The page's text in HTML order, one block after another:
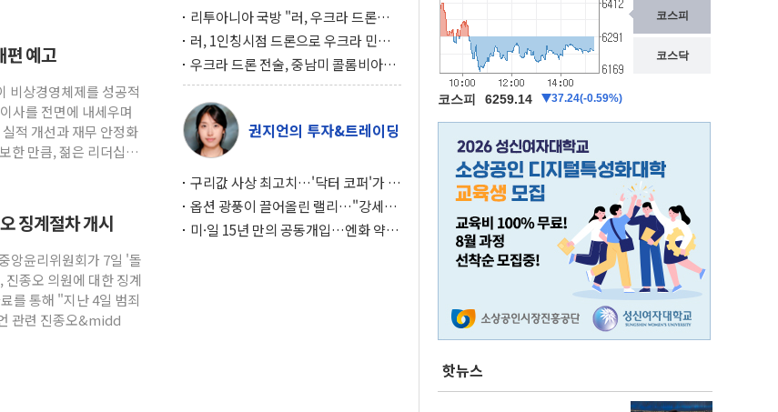
편 예고
비상경영체제를 성공적
사를 전면에 내세우며
적 개선과 재무 안정화
한 만큼, 젊은 리더십을
징계절차 개시
앙윤리위원회가 7일 '돌
종오 의원에 대한 징계
를 통해 "지난 4일 범죄
관련 진종오&midd
리투아니아 국방 "러, 우크라 드론으
로 나토 회원국 공격 검토… 거짓 깃발
작전"
러, 1인칭시점 드론으로 우크라 민간
인 '사파리' 공격… 시민들 공포감 극
대화 전략
우크라 드론 전술, 중남미 콜롬비아에
새 안보 위기… 반군·마약카르텔이 습
득해 전투 활용
권지언의 투자&트레이딩
구리값 사상 최고치…'닥터 코퍼'가 말
하는 경기 신호가 달라졌다
옵션 광풍이 끌어올린 랠리…"강세장
이면에 과열 경고등"
미·일 15년 만의 공동개입…엔화 약세
핫뉴스